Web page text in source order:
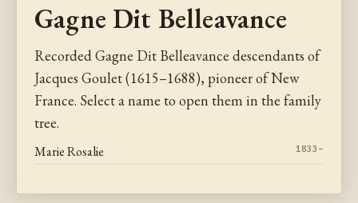
Gagne Dit Belleavance
Recorded Gagne Dit Belleavance descendants of
Jacques Goulet (1615–1688), pioneer of New
France. Select a name to open them in the family
tree.
Marie Rosalie 1833–